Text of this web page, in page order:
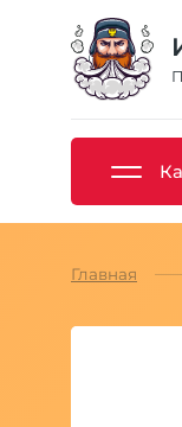
Главная